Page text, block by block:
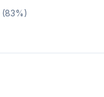
(83%)